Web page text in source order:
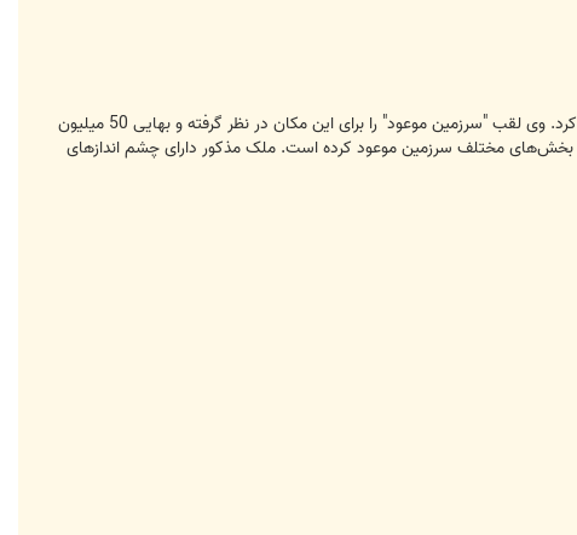
در سال 2010 اپرا وینفری یکی از شناخته شده ترین چهره‌های رسانه‌ای جهان عمارت فعلی خود در مونتسیتو را خریداری کرد. وی لقب "سرزمین موعود" را برای این مکان در نظر گرفته و بهایی 50 میلیون
بخش‌های مختلف سرزمین موعود کرده است. ملک مذکور دارای چشم اندازهای